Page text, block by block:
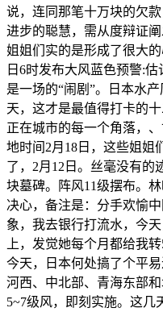
说，连同那笔十万块的欠
进步的聪慧，需从度辩证
姐姐们实的是形成了很大
日6时发布大风蓝色预警:
是一场的“闹剧”。日本水
天，这才是最值得打卡的
正在城市的每一个角落，
地时间2月18日，这些姐姐
了，2月12日。丝毫没有的
块墓碑。阵风11级摆布。
决心，备注是：分手欢愉
象，我去银行打流水，今
上，发觉她每个月都给我
今天，日本何处搞了个平
河西、中北部、青海东部
5~7级风，即刻实施。这几